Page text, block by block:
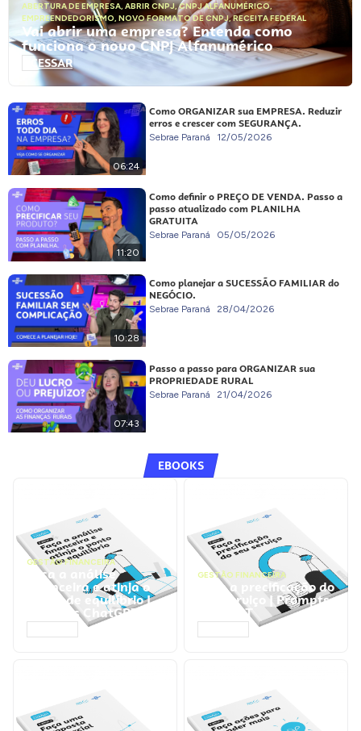
ABERTURA DE EMPRESA, ABRIR CNPJ,CNPJ ALFANUMÉRICO,
EMPREENDEDORISMO, NOVO FORMATO DE CNPJ,RECEITA FEDERAL
Vai abrir uma empresa? Entenda como
funciona o novo CNPJ Alfanumérico
ACESSAR
06:24
Como ORGANIZAR sua EMPRESA. Reduzir
erros e crescer com SEGURANÇA.
Sebrae Paraná 12/05/2026
11:20
Como definir o PREÇO DE VENDA. Passo a
passo atualizado com PLANILHA
GRATUITA
Sebrae Paraná 05/05/2026
10:28
Como planejar a SUCESSÃO FAMILIAR do
NEGÓCIO.
Sebrae Paraná 28/04/2026
07:43
Passo a passo para ORGANIZAR sua
PROPRIEDADE RURAL
Sebrae Paraná 21/04/2026
EBOOKS
GESTÃO FINANCEIRA
Faça a análise
financeira e atinja o
ponto de equilíbrio |
Prompts ChatGPT
GESTÃO FINANCEIRA
Faça a precificação do
seu serviço | Prompts
ChatGPT